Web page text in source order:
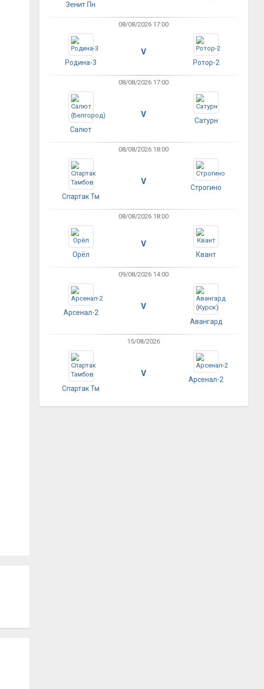
Зенит Пн
08/08/2026 17:00
Родина-3
V
Ротор-2
08/08/2026 17:00
Салют
V
Сатурн
08/08/2026 18:00
Спартак Тм
V
Строгино
08/08/2026 18:00
Орёл
V
Квант
09/08/2026 14:00
Арсенал-2
V
Авангард
15/08/2026
Спартак Тм
V
Арсенал-2